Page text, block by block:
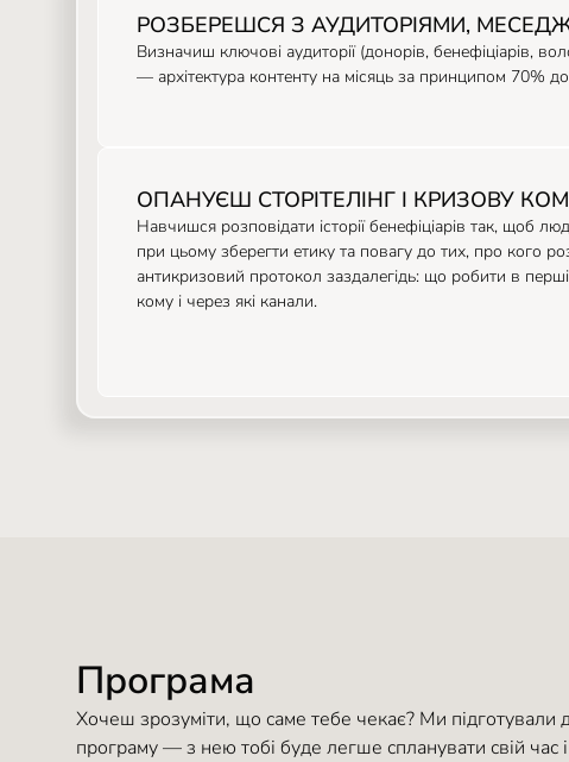
РОЗБЕРЕШСЯ З АУДИТОРІЯМИ,
Визначиш ключові аудиторії (донорів, бенефіціарів,
— архітектура контенту на місяць за принципом 70%
ОПАНУЄШ СТОРІТЕЛІНГ І КРИЗОВУ
Навчишся розповідати історії бенефіціарів так, щоб
при цьому зберегти етику та повагу до тих, про кого
антикризовий протокол заздалегідь: що робити в
кому і через які канали.
Програма
Хочеш зрозуміти, що саме тебе чекає? Ми підготували
програму — з нею тобі буде легше спланувати свій час